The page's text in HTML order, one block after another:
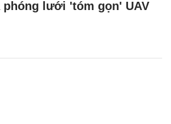
phóng lưới 'tóm gọn' UAV